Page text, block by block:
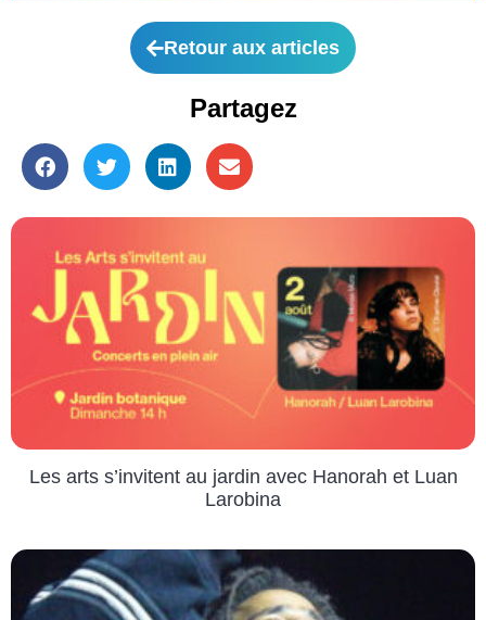
Retour aux articles
Partagez
Les arts s’invitent au jardin avec Hanorah et Luan
Larobina